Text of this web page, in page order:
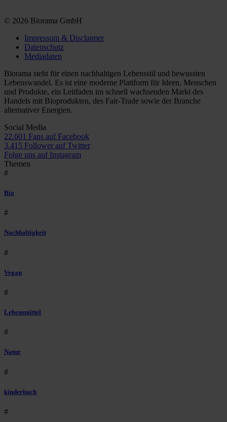
© 2026 Biorama GmbH
Impressum & Disclaimer
Datenschutz
Mediadaten
Biorama steht für einen nachhaltigen Lebensstil und bewussten
Lebenswandel. Es ist eine moderne Plattform für Ideen, Menschen
und Produkte, ein Leitfaden im schnell wachsenden Markt des
Handels mit Bioprodukten, des Fair-Trade sowie der Branche
alternativer Energien.
Social Media
22.601 Fans auf Facebook
3.415 Follower auf Twitter
Folge uns auf Instagram
Themen
#
Bio
#
Nachhaltigkeit
#
Vegan
#
Lebensmittel
#
Natur
#
kinderbuch
#